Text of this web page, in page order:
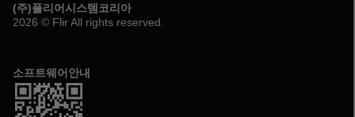
(주)플리어시스템코리아
2026 © Flir All rights reserved.
소프트웨어안내